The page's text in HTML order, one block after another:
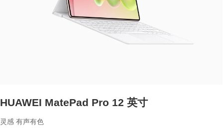
HUAWEI MatePad Pro 12 英寸
灵感 有声有色